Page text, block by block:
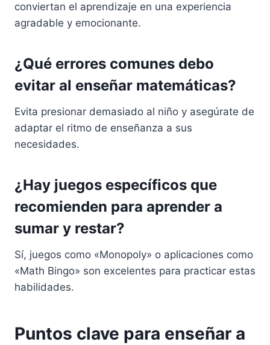
conviertan el aprendizaje en una experiencia
agradable y emocionante.
¿Qué errores comunes debo
evitar al enseñar matemáticas?
Evita presionar demasiado al niño y asegúrate de
adaptar el ritmo de enseñanza a sus
necesidades.
¿Hay juegos específicos que
recomienden para aprender a
sumar y restar?
Sí, juegos como «Monopoly» o aplicaciones como
«Math Bingo» son excelentes para practicar estas
habilidades.
Puntos clave para enseñar a